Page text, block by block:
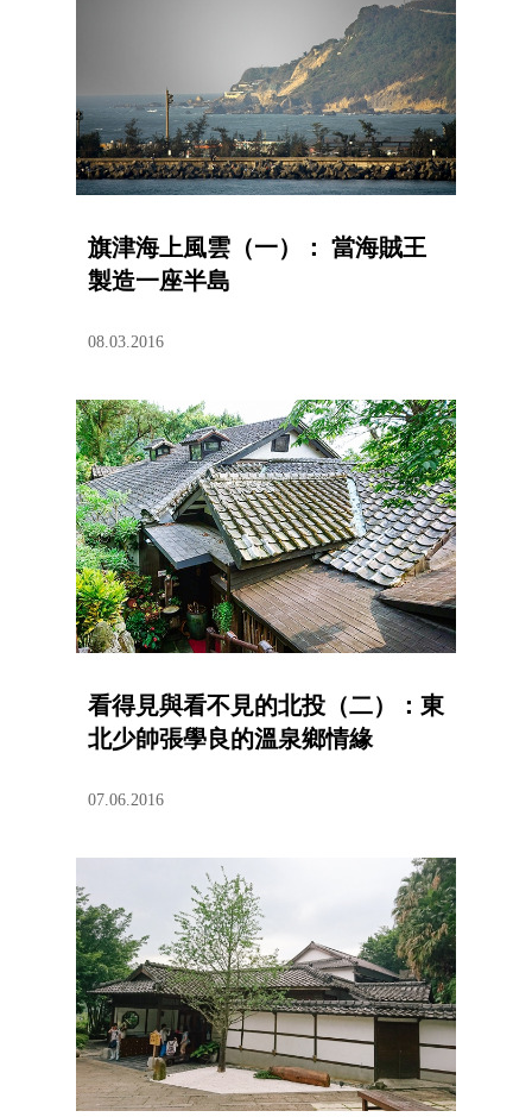
旗津海上風雲（一）： 當海賊王
製造一座半島
08.03.2016
看得見與看不見的北投（二）：東
北少帥張學良的溫泉鄉情緣
07.06.2016